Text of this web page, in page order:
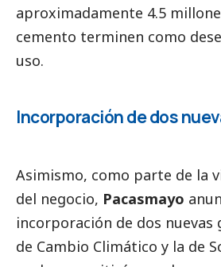
aproximadamente 4.5
cemento terminen como
uso.
Incorporación de dos
Asimismo, como parte de la
del negocio, Pacasmayo
incorporación de dos nuevas
de Cambio Climático y la de